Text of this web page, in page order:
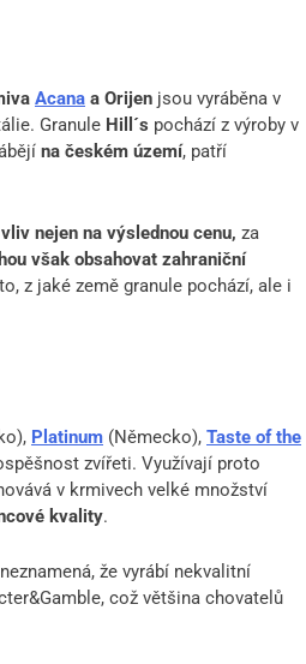
Acana a Orijen jsou vyráběna v
Granule Hill´s pochází z výroby v
na českém území, patří
nejen na výslednou cenu, za
však obsahovat zahraniční
z jaké země granule pochází, ale i
Platinum (Německo), Taste of the
zvířeti. Využívají proto
v krmivech velké množství
kvality.
že vyrábí nekvalitní
což většina chovatelů